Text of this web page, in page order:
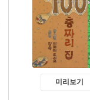
미리보기